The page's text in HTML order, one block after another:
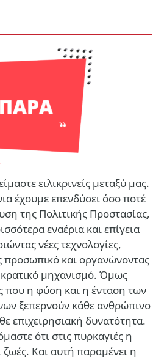
ειλικρινείς μεταξύ μας.
έχουμε επενδύσει όσο ποτέ
της Πολιτικής Προστασίας,
εναέρια και επίγεια
νέες τεχνολογίες,
και οργανώνοντας
μηχανισμό. Όμως
που η φύση και η ένταση των
ξεπερνούν κάθε ανθρώπινο
επιχειρησιακή δυνατότητα.
ότι στις πυρκαγιές η
Και αυτή παραμένει η